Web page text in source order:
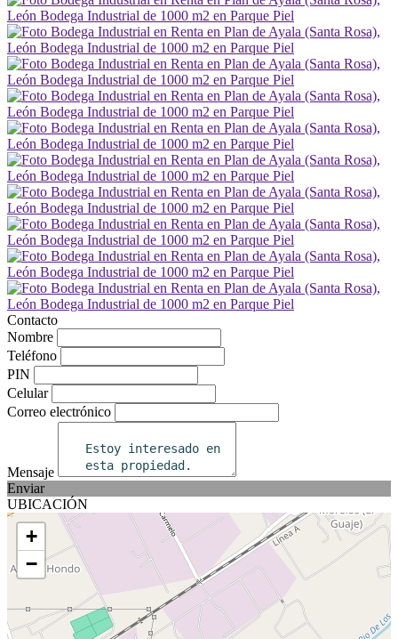
Contacto
Nombre
Teléfono
PIN
Celular
Correo electrónico
Mensaje
Enviar
UBICACIÓN
+
−